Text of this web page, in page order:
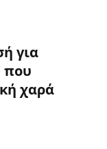
για
που
χαρά